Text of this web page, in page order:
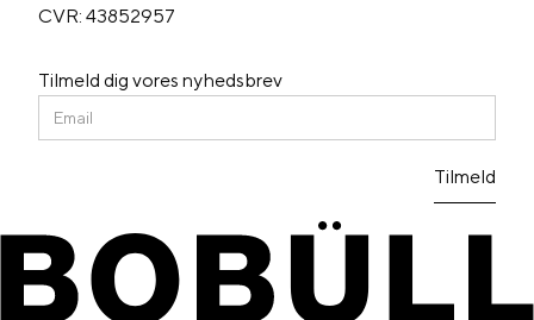
CVR: 43852957
Tilmeld dig vores nyhedsbrev